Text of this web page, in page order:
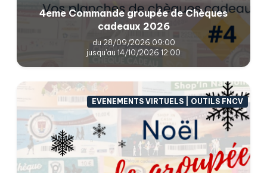
4eme Commande groupée de Chèques
cadeaux 2026
du 28/09/2026 09:00
jusqu'au 14/10/2026 12:00
EVENEMENTS VIRTUELS | OUTILS FNCV